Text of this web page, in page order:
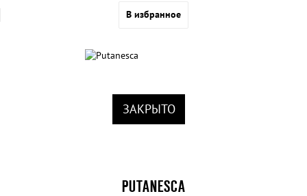
В избранное
PUTANESCA